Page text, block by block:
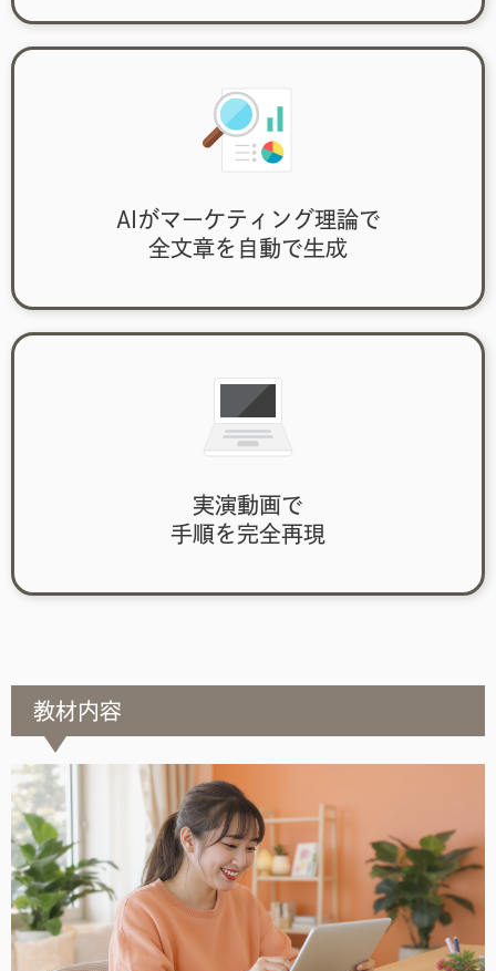
AIがマーケティング理論で
全文章を自動で生成
実演動画で
手順を完全再現
教材内容